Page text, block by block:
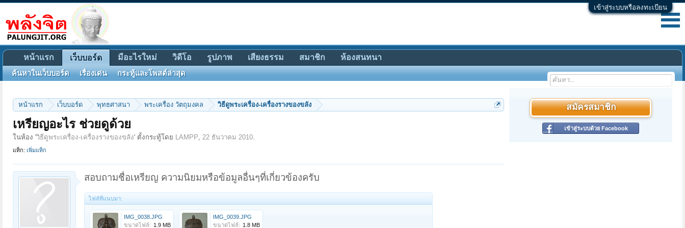
เข้าสู่ระบบหรือลงทะเบียน
หน้าแรก เว็บบอร์ด พุทธศาสนา พระเครื่อง วัตถุมงคล วิธีดูพระเครื่อง-เครื่องรางของขลัง
เหรียญอะไร ช่วยดูด้วย
ในห้อง 'วิธีดูพระเครื่อง-เครื่องรางของขลัง' ตั้งกระทู้โดย LAMPP, 22 ธันวาคม 2010.
แท็ก: เพิ่มแท็ก
สอบถามชื่อเหรียญ ความนิยมหรือข้อมูลอื่นๆที่เกี่ยวข้องครับ
ไฟล์ที่แนบมา:
IMG_0038.JPG
ขนาดไฟล์: 1.9 MB
IMG_0039.JPG
ขนาดไฟล์: 1.8 MB
สมัครสมาชิก
เข้าสู่ระบบด้วย Facebook
หน้าแรก เว็บบอร์ด
ค้นหาในเว็บบอร์ด เรื่องเด่น กระทู้และโพสต์ล่าสุด
มีอะไรใหม่ วิดีโอ รูปภาพ เสียงธรรม สมาชิก ห้องสนทนา